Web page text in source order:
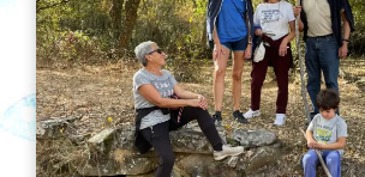
b
l
i
c
a
c
i
d
a
e
n
r
i
o
s